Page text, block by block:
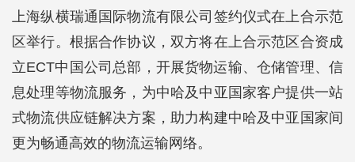
上海纵横瑞通国际物流有限公司签约仪式在上合示范
区举行。根据合作协议，双方将在上合示范区合资成
立ECT中国公司总部，开展货物运输、仓储管理、信
息处理等物流服务，为中哈及中亚国家客户提供一站
式物流供应链解决方案，助力构建中哈及中亚国家间
更为畅通高效的物流运输网络。